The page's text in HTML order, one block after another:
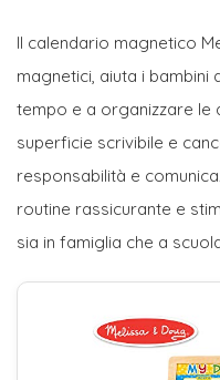
Il calendario magnetico
magnetici, aiuta i
tempo e a organizzare le
superficie scrivibile e
responsabilità e
routine rassicurante e
sia in famiglia che a